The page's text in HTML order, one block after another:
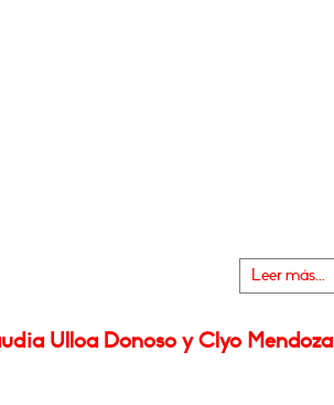
Leer más...
Ulloa Donoso y Clyo Mendoza